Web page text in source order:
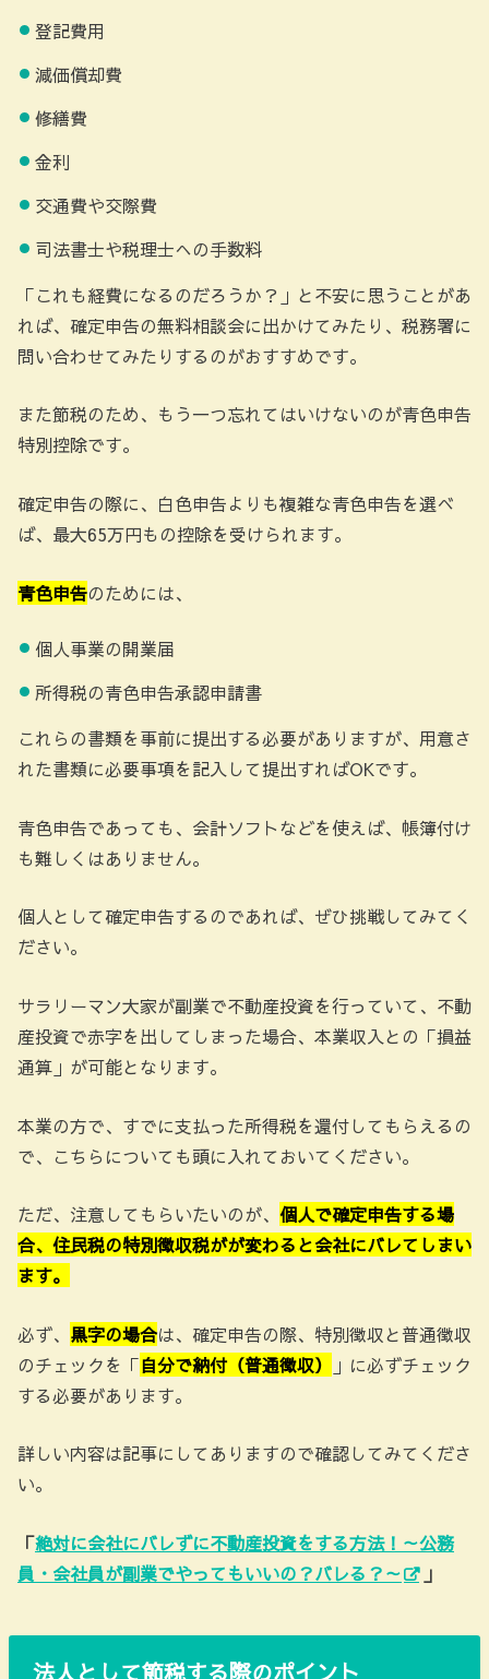
登記費用
減価償却費
修繕費
金利
交通費や交際費
司法書士や税理士への手数料
「これも経費になるのだろうか？」と不安に思うことがあ
れば、確定申告の無料相談会に出かけてみたり、税務署に
問い合わせてみたりするのがおすすめです。
また節税のため、もう一つ忘れてはいけないのが青色申告
特別控除です。
確定申告の際に、白色申告よりも複雑な青色申告を選べ
ば、最大65万円もの控除を受けられます。
青色申告のためには、
個人事業の開業届
所得税の青色申告承認申請書
これらの書類を事前に提出する必要がありますが、用意さ
れた書類に必要事項を記入して提出すればOKです。
青色申告であっても、会計ソフトなどを使えば、帳簿付け
も難しくはありません。
個人として確定申告するのであれば、ぜひ挑戦してみてく
ださい。
サラリーマン大家が副業で不動産投資を行っていて、不動
産投資で赤字を出してしまった場合、本業収入との「損益
通算」が可能となります。
本業の方で、すでに支払った所得税を還付してもらえるの
で、こちらについても頭に入れておいてください。
ただ、注意してもらいたいのが、 個人で確定申告する場
合、住民税の特別徴収税がが変わると会社にバレてしまい
ます。
必ず、 黒字の場合は、確定申告の際、特別徴収と普通徴収
のチェックを「自分で納付（普通徴収）
」に必ずチェック
する必要があります。
詳しい内容は記事にしてありますので確認してみてくださ
い。
「絶対に会社にバレずに不動産投資をする方法！～公務
員・会社員が副業でやってもいいの？バレる？～
」
法人として節税する際のポイント